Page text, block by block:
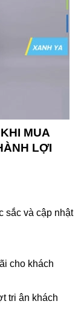
MUA
LỢI
sắc và cập nhật
cho khách
tri ân khách